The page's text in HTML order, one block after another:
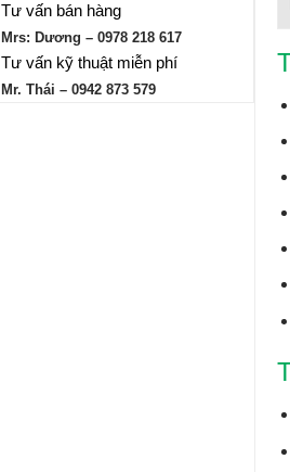
Tư vấn bán hàng
Mrs: Dương – 0978 218 617
Tư vấn kỹ thuật miễn phí
Mr. Thái – 0942 873 579